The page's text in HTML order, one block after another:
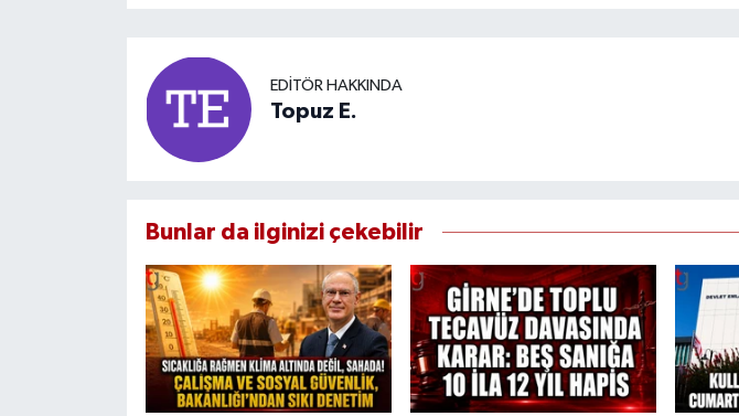
EDITÖR HAKKINDA
Topuz E.
Bunlar da ilginizi çekebilir